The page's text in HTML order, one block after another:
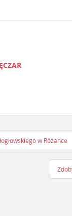
w Różance